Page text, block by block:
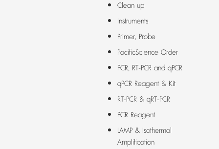
Clean up
Instruments
Primer, Probe
PacificScience Order
PCR, RT-PCR and qPCR
qPCR Reagent & Kit
RT-PCR & qRT-PCR
PCR Reagent
LAMP & Isothermal
Amplification